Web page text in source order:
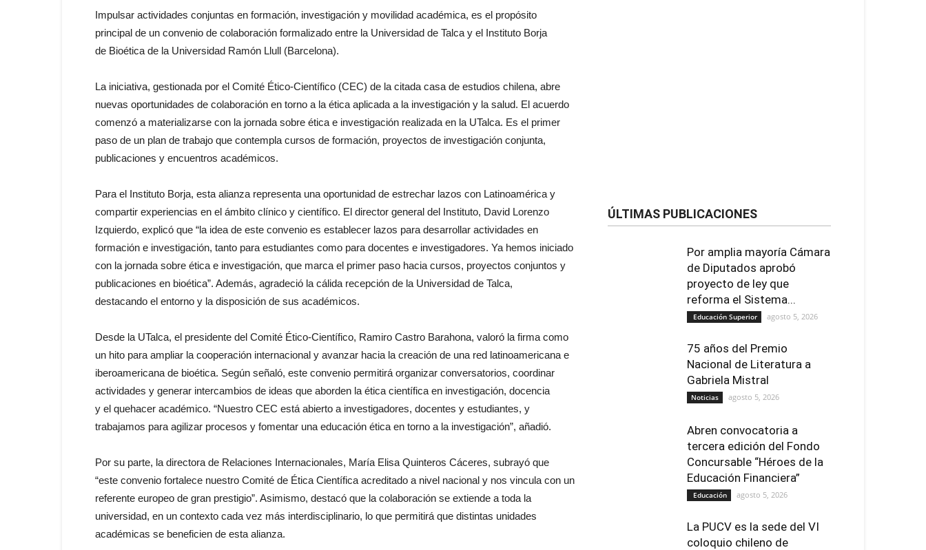
Impulsar actividades conjuntas en formación, investigación y movilidad académica, es el propósito
principal de un convenio de colaboración formalizado entre la Universidad de Talca y el Instituto Borja
de Bioética de la Universidad Ramón Llull (Barcelona).
La iniciativa, gestionada por el Comité Ético-Científico (CEC) de la citada casa de estudios chilena, abre
nuevas oportunidades de colaboración en torno a la ética aplicada a la investigación y la salud. El acuerdo
comenzó a materializarse con la jornada sobre ética e investigación realizada en la UTalca. Es el primer
paso de un plan de trabajo que contempla cursos de formación, proyectos de investigación conjunta,
publicaciones y encuentros académicos.
Para el Instituto Borja, esta alianza representa una oportunidad de estrechar lazos con Latinoamérica y
compartir experiencias en el ámbito clínico y científico. El director general del Instituto, David Lorenzo
Izquierdo, explicó que “la idea de este convenio es establecer lazos para desarrollar actividades en
formación e investigación, tanto para estudiantes como para docentes e investigadores. Ya hemos iniciado
con la jornada sobre ética e investigación, que marca el primer paso hacia cursos, proyectos conjuntos y
publicaciones en bioética”. Además, agradeció la cálida recepción de la Universidad de Talca,
destacando el entorno y la disposición de sus académicos.
Desde la UTalca, el presidente del Comité Ético-Científico, Ramiro Castro Barahona, valoró la firma como
un hito para ampliar la cooperación internacional y avanzar hacia la creación de una red latinoamericana e
iberoamericana de bioética. Según señaló, este convenio permitirá organizar conversatorios, coordinar
actividades y generar intercambios de ideas que aborden la ética científica en investigación, docencia
y el quehacer académico. “Nuestro CEC está abierto a investigadores, docentes y estudiantes, y
trabajamos para agilizar procesos y fomentar una educación ética en torno a la investigación”, añadió.
Por su parte, la directora de Relaciones Internacionales, María Elisa Quinteros Cáceres, subrayó que
“este convenio fortalece nuestro Comité de Ética Científica acreditado a nivel nacional y nos vincula con un
referente europeo de gran prestigio”. Asimismo, destacó que la colaboración se extiende a toda la
universidad, en un contexto cada vez más interdisciplinario, lo que permitirá que distintas unidades
académicas se beneficien de esta alianza.
ÚLTIMAS PUBLICACIONES
Por amplia mayoría Cámara
de Diputados aprobó
proyecto de ley que
reforma el Sistema...
Educación Superior agosto 5, 2026
75 años del Premio
Nacional de Literatura a
Gabriela Mistral
Noticias agosto 5, 2026
Abren convocatoria a
tercera edición del Fondo
Concursable “Héroes de la
Educación Financiera”
Educación agosto 5, 2026
La PUCV es la sede del VI
coloquio chileno de